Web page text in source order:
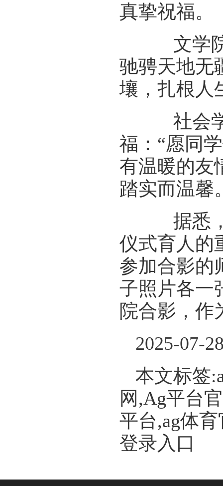
真挚祝福。
文学院
驰骋天地无
壤，扎根人
社会学
福：“愿同
有温暖的友
踏实而温馨
据悉，
仪式育人的
参加合影的
子照片各一
院合影，作
2025-07-
本文标签
网,Ag平台
平台,ag体
登录入口